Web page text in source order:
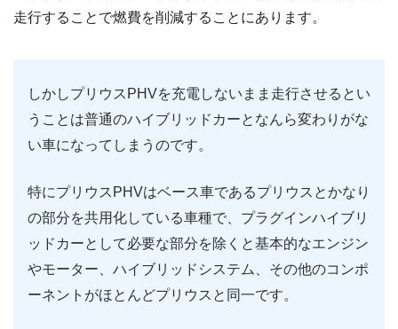
走行することで燃費を削減することにあります。
しかしプリウスPHVを充電しないまま走行させるとい
うことは普通のハイブリッドカーとなんら変わりがな
い車になってしまうのです。
特にプリウスPHVはベース車であるプリウスとかなり
の部分を共用化している車種で、プラグインハイブリ
ッドカーとして必要な部分を除くと基本的なエンジン
やモーター、ハイブリッドシステム、その他のコンポ
ーネントがほとんどプリウスと同一です。